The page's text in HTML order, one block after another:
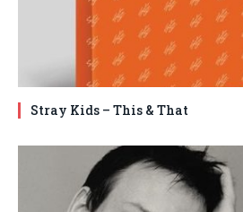
Stray Kids – This & That